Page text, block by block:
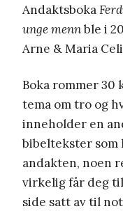
Andaktsboka
unge mennble i
Arne & Maria
Boka rommer 30
tema om tro og
inneholder en
bibeltekster som
andakten, noen
virkelig får deg
side satt av til